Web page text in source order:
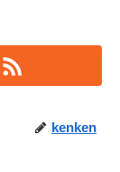
kenken